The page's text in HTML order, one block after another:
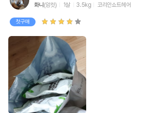
영양정보
조단백질
조지방
조섬유질
화니 (암컷) 1살 3.5kg 코리안쇼트헤어
첫구매